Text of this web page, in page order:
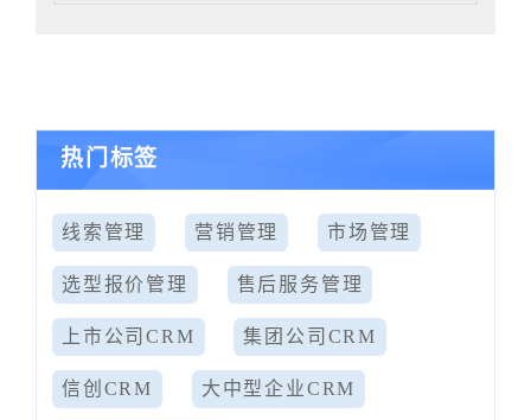
热门标签
线索管理 营销管理 市场管理
选型报价管理 售后服务管理
上市公司CRM 集团公司CRM
信创CRM 大中型企业CRM